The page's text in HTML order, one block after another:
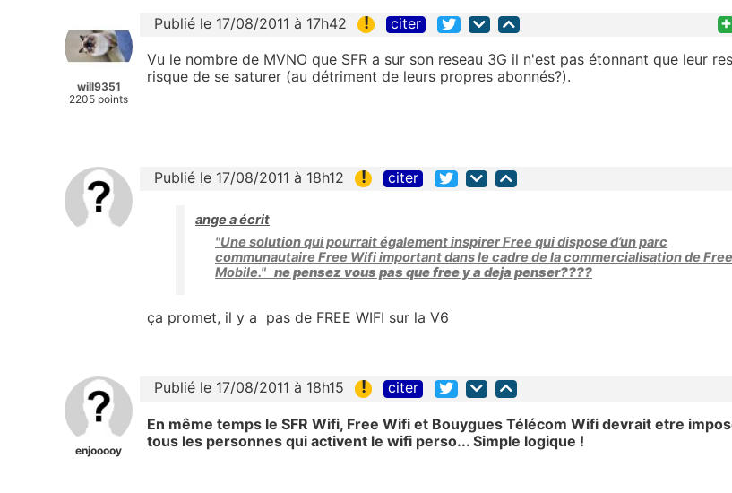
will9351
2205 points
Publié le 17/08/2011 à 17h42 ! citer +
Vu le nombre de MVNO que SFR a sur son reseau 3G il n'est pas étonnant que leur
risque de se saturer (au détriment de leurs propres abonnés?).
Publié le 17/08/2011 à 18h12 ! citer
ange a écrit
"Une solution qui pourrait également inspirer Free qui dispose d’un parc
communautaire Free Wifi important dans le cadre de la commercialisation de Free
Mobile." ne pensez vous pas que free y a deja penser????
ça promet, il y a pas de FREE WIFI sur la V6
enjooooy
Publié le 17/08/2011 à 18h15 ! citer
En même temps le SFR Wifi, Free Wifi et Bouygues Télécom Wifi devrait etre
tous les personnes qui activent le wifi perso... Simple logique !